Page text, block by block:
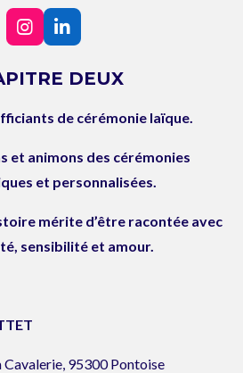
I
n
t
g
a
L
i
k
d
n
DEUX
de cérémonie laïque.
et animons des cérémonies
et personnalisées.
mérite d’être racontée avec
sensibilité et amour.
Cavalerie, 95300 Pontoise